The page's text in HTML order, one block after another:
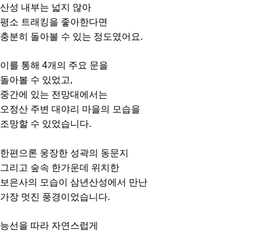
산성 내부는 넓지 않아
평소 트래킹을 좋아한다면
충분히 돌아볼 수 있는 정도였어요.
이를 통해 4개의 주요 문을
돌아볼 수 있었고,
중간에 있는 전망대에서는
오정산 주변 대야리 마을의 모습을
조망할 수 있었습니다.
한편으론 웅장한 성곽의 동문지
그리고 숲속 한가운데 위치한
보은사의 모습이 삼년산성에서 만난
가장 멋진 풍경이었습니다.
능선을 따라 자연스럽게